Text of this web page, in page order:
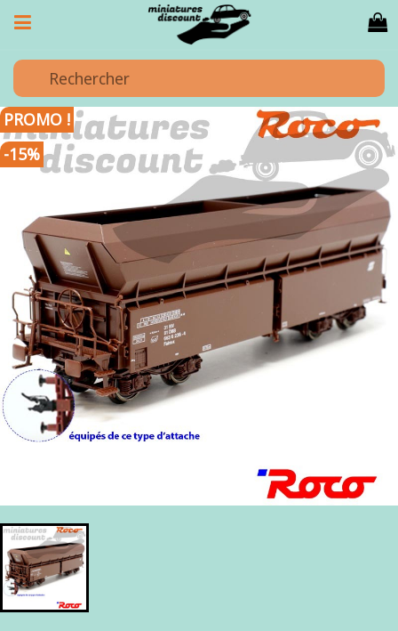
PROMO !
-15%